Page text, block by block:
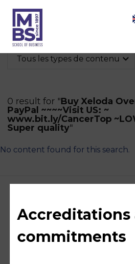
Tous les types de contenu
0 result for "Buy Xeloda
PayPal ~~~~Visit US: ~
www.bit.ly/CancerTop
Super quality"
No content found for this search.
Accreditations
commitments